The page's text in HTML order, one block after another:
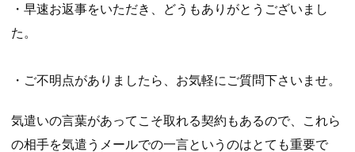
・早速お返事をいただき、どうもありがとうございまし
た。
・ご不明点がありましたら、お気軽にご質問下さいませ。
気遣いの言葉があってこそ取れる契約もあるので、これら
の相手を気遣うメールでの一言というのはとても重要で